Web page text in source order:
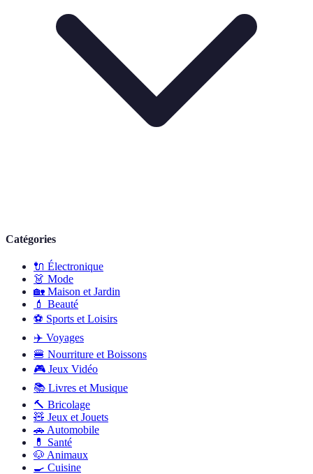
Catégories
🔌 Électronique
👗 Mode
🏡 Maison et Jardin
💄 Beauté
⚽ Sports et Loisirs
✈️ Voyages
🍔 Nourriture et Boissons
🎮 Jeux Vidéo
📚 Livres et Musique
🔨 Bricolage
🧸 Jeux et Jouets
🚗 Automobile
💊
Santé
🐶 Animaux
🍳 Cuisine